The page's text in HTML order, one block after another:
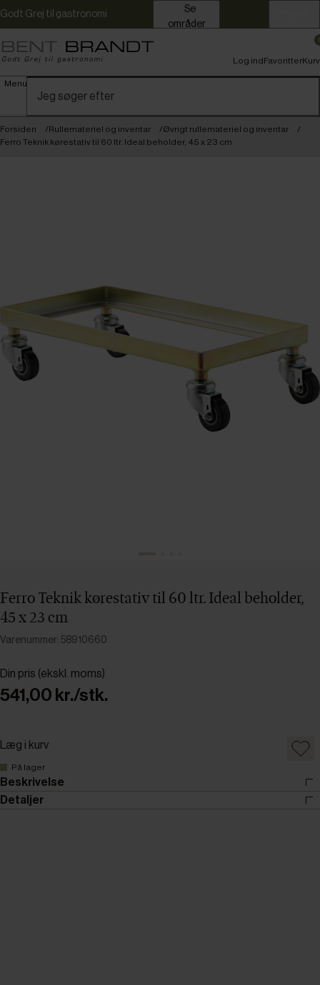
Godt Grej til gastronomi
områder
Menu
Log indFavoritterKurv
Forsiden Rullemateriel og inventar
Øvrigt rullemateriel og inventar
Ferro Teknik kørestativ til 60 ltr. Ideal beholder, 45 x 23 cm
Ferro Teknik kørestativ til 60 ltr. Ideal beholder,
45 x 23 cm
Varenummer: 58910660
Din pris (ekskl. moms)
541,00 kr./stk.
Læg i kurv
På lager
Beskrivelse
Detaljer